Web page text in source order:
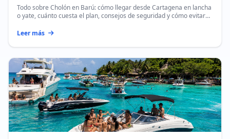
Todo sobre Cholón en Barú: cómo llegar desde Cartagena en lancha
o yate, cuánto cuesta el plan, consejos de seguridad y cómo evitar
Leer más